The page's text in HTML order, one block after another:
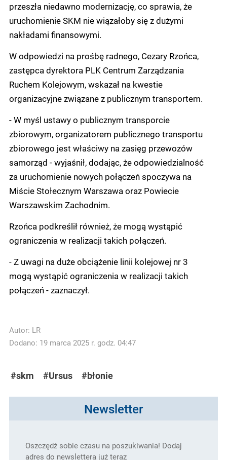
przeszła niedawno modernizację, co sprawia, że
uruchomienie SKM nie wiązałoby się z dużymi
nakładami finansowymi.
W odpowiedzi na prośbę radnego, Cezary Rzońca,
zastępca dyrektora PLK Centrum Zarządzania
Ruchem Kolejowym, wskazał na kwestie
organizacyjne związane z publicznym transportem.
- W myśl ustawy o publicznym transporcie
zbiorowym, organizatorem publicznego transportu
zbiorowego jest właściwy na zasięg przewozów
samorząd - wyjaśnił, dodając, że odpowiedzialność
za uruchomienie nowych połączeń spoczywa na
Miście Stołecznym Warszawa oraz Powiecie
Warszawskim Zachodnim.
Rzońca podkreślił również, że mogą wystąpić
ograniczenia w realizacji takich połączeń.
- Z uwagi na duże obciążenie linii kolejowej nr 3
mogą wystąpić ograniczenia w realizacji takich
połączeń - zaznaczył.
Autor: LR
Dodano: 19 marca 2025 r. godz. 04:47
#skm #Ursus #błonie
Newsletter
Oszczędź sobie czasu na poszukiwania! Dodaj
adres do newslettera już teraz